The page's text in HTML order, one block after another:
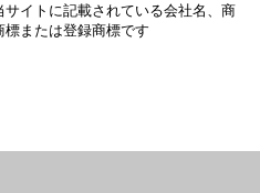
イトに記載されている会社名、商
または登録商標です